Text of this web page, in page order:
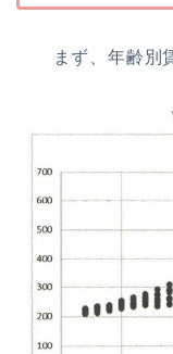
まず、年齢別賃